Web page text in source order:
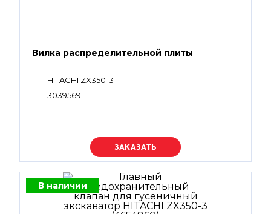
Вилка распределительной плиты
HITACHI ZX350-3
3039569
Уточняйте цену
В наличии